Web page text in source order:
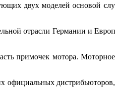
двух моделей основой
отрасли Германии и
примочек мотора.